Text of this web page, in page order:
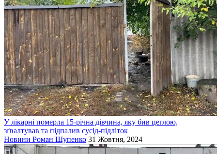
У лікарні померла 15-річна дівчина, яку бив цеглою,
зґвалтував та підпалив сусід-підліток
Новини Роман Шупенко 31 Жовтня, 2024